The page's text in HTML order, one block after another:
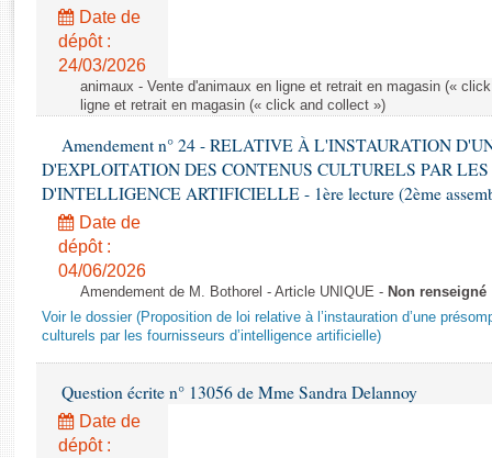
Rapports législatifs
Rapports sur l'application des lois
Baromètre de l’application des lois
Dossiers législatifs
Budget et sécurité sociale
Questions écrites et orales
Comptes rendus des débats
Date de
dépôt :
24/03/2026
animaux - Vente d'animaux en ligne et retrait en magasin («
ligne et retrait en magasin (« click and collect »)
Amendement n° 24 - RELATIVE À L'INSTAURATION
D'EXPLOITATION DES CONTENUS CULTURELS PAR LES
D'INTELLIGENCE ARTIFICIELLE - 1ère lecture (2ème
Date de
dépôt :
04/06/2026
Amendement de M. Bothorel - Article UNIQUE - Non renseigné
Voir le dossier (Proposition de loi relative à l’instauration d’une
culturels par les fournisseurs d’intelligence artificielle)
Question écrite n° 13056 de Mme Sandra Delannoy
Date de
dépôt :